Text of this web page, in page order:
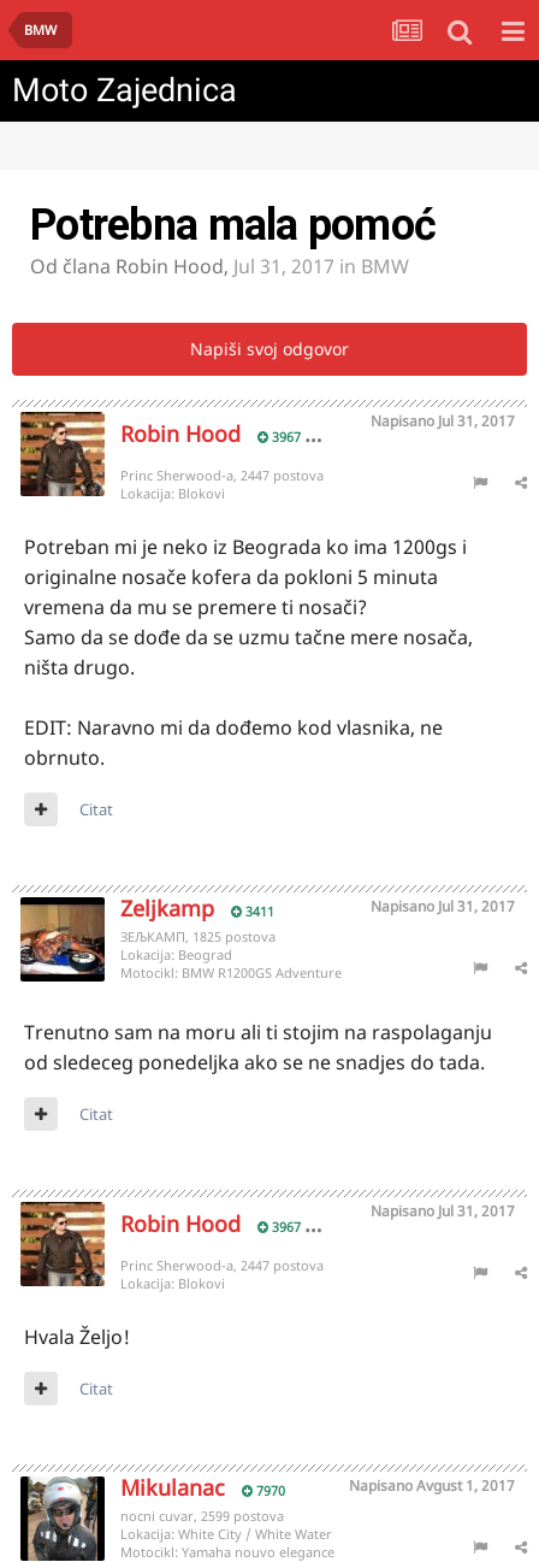
BMW
Moto Zajednica
Potrebna mala pomoć
Od člana Robin Hood, Jul 31, 2017 in BMW
Napiši svoj odgovor
Robin Hood 3967
Napisano Jul 31, 2017
Princ Sherwood-a, 2447 postova
Lokacija: Blokovi
Potreban mi je neko iz Beograda ko ima 1200gs i
originalne nosače kofera da pokloni 5 minuta
vremena da mu se premere ti nosači?
Samo da se dođe da se uzmu tačne mere nosača,
ništa drugo.
EDIT: Naravno mi da dođemo kod vlasnika, ne
obrnuto.
Citat
Zeljkamp 3411 Napisano Jul 31, 2017
ЗЕЉКАМП, 1825 postova
Lokacija: Beograd
Motocikl: BMW R1200GS Adventure
Trenutno sam na moru ali ti stojim na raspolaganju
od sledeceg ponedeljka ako se ne snadjes do tada.
Citat
Robin Hood 3967
Napisano Jul 31, 2017
Princ Sherwood-a, 2447 postova
Lokacija: Blokovi
Hvala Željo!
Citat
Mikulanac 7970 NapisanoAvgust 1, 2017
nocni cuvar, 2599 postova
Lokacija: White City / White Water
Motocikl: Yamaha nouvo elegance